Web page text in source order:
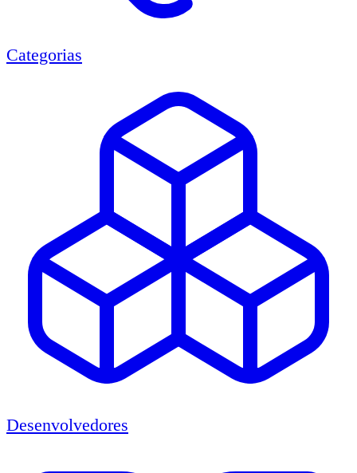
Categorias
Desenvolvedores